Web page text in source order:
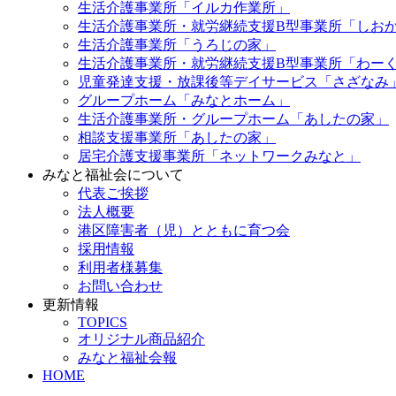
生活介護事業所「イルカ作業所」
生活介護事業所・就労継続支援B型事業所「しお
生活介護事業所「うろじの家」
生活介護事業所・就労継続支援B型事業所「わー
児童発達支援・放課後等デイサービス「さざなみ」
グループホーム「みなとホーム」
生活介護事業所・グループホーム「あしたの家」
相談支援事業所「あしたの家」
居宅介護支援事業所「ネットワークみなと」
みなと福祉会について
代表ご挨拶
法人概要
港区障害者（児）とともに育つ会
採用情報
利用者様募集
お問い合わせ
更新情報
TOPICS
オリジナル商品紹介
みなと福祉会報
HOME